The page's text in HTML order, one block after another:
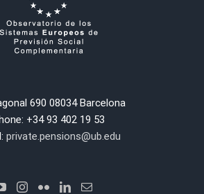
690 08034 Barcelona
+34 93 402 19 53
private.pensions@ub.edu